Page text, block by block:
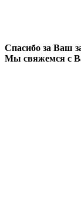
Спасибо за Ваш
Мы свяжемся с